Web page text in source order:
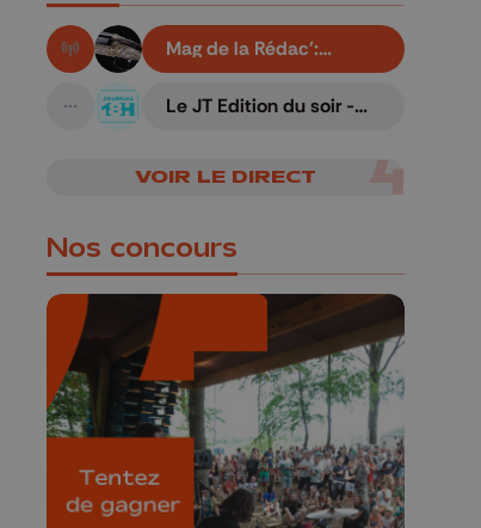
En live!
Mag de la Rédac':
A suivre
Le JT Edition du soir -
VOIR LE DIRECT
Nos concours
🎁 Gagnez 5x2
places pour le
Bucolique Ferrières
Festival 🌿🎶